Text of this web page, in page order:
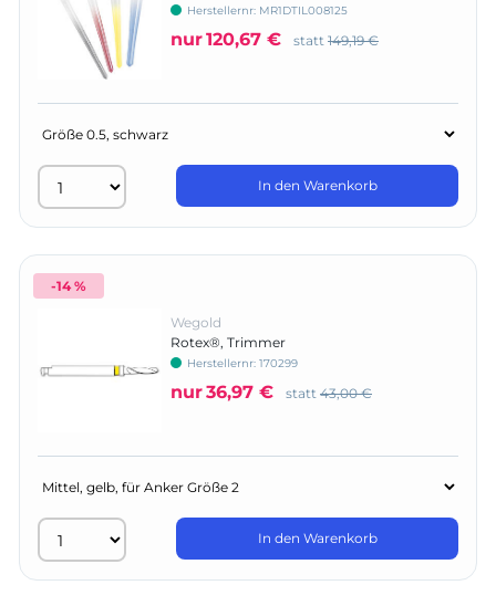
Herstellernr: MR1DTIL008125
nur120,67 € statt 149,19 €
In den Warenkorb
-14 %
Wegold
Rotex®, Trimmer
Herstellernr: 170299
nur36,97 € statt 43,00 €
In den Warenkorb